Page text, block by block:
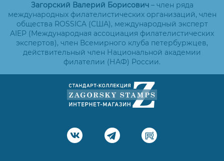
Загорский Валерий Борисович– член ряда
международных филателистических организаций, член
общества ROSSICA (США), международный эксперт
AIEP (Международная ассоциация филателистических
экспертов), член Всемирного клуба петербуржцев,
действительный член Национальной академии
филателии (НАФ) России.